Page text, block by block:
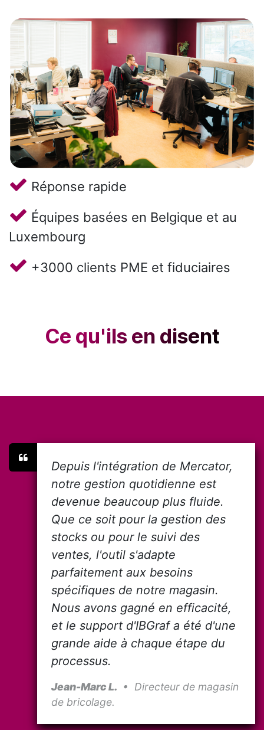
Réponse rapide
Équipes basées en Belgique et au
Luxembourg
+3000 clients PME et fiduciaires
Ce qu'ils en disent
Depuis l'intégration de Mercator,
notre gestion quotidienne est
devenue beaucoup plus fluide.
Que ce soit pour la gestion des
stocks ou pour le suivi des
ventes, l'outil s'adapte
parfaitement aux besoins
spécifiques de notre magasin.
Nous avons gagné en efficacité,
et le support d'IBGraf a été d'une
grande aide à chaque étape du
processus.
Jean-Marc L. • Directeur de magasin
de bricolage.